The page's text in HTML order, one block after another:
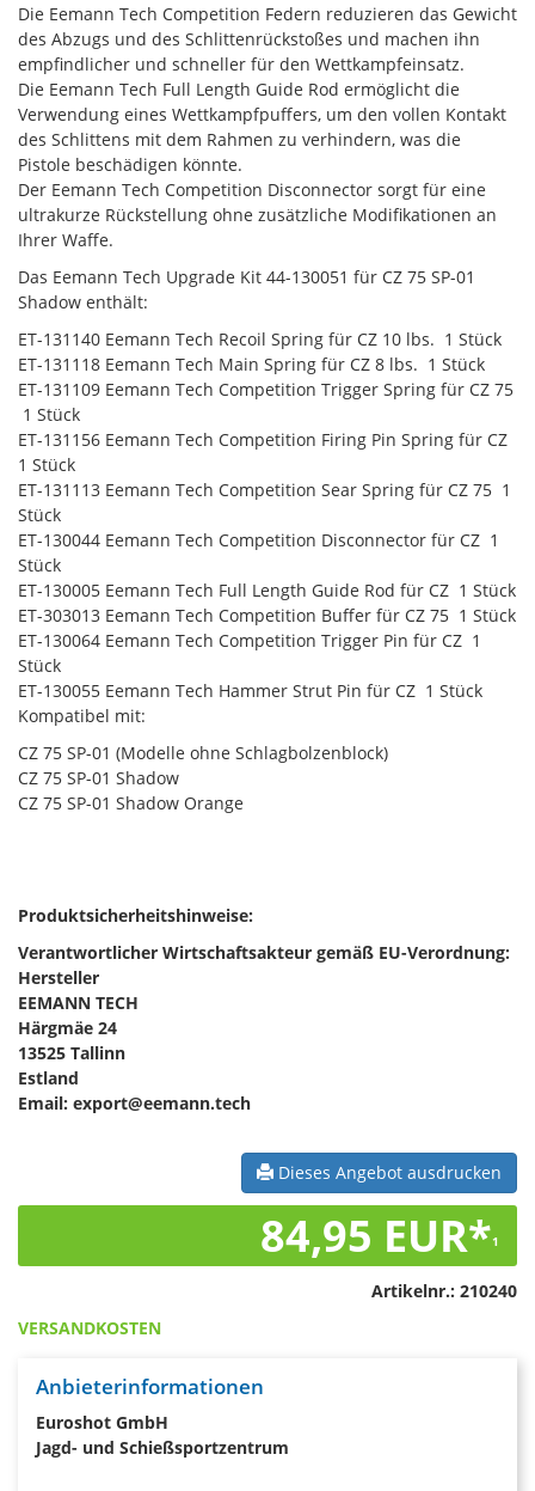
Die Eemann Tech Competition Federn reduzieren das Gewicht
des Abzugs und des Schlittenrückstoßes und machen ihn
empfindlicher und schneller für den Wettkampfeinsatz.
Die Eemann Tech Full Length Guide Rod ermöglicht die
Verwendung eines Wettkampfpuffers, um den vollen Kontakt
des Schlittens mit dem Rahmen zu verhindern, was die
Pistole beschädigen könnte.
Der Eemann Tech Competition Disconnector sorgt für eine
ultrakurze Rückstellung ohne zusätzliche Modifikationen an
Ihrer Waffe.
Das Eemann Tech Upgrade Kit 44-130051 für CZ 75 SP-01
Shadow enthält:
ET-131140 Eemann Tech Recoil Spring für CZ 10 lbs.  1 Stück
ET-131118 Eemann Tech Main Spring für CZ 8 lbs.  1 Stück
ET-131109 Eemann Tech Competition Trigger Spring für CZ 75
 1 Stück
ET-131156 Eemann Tech Competition Firing Pin Spring für CZ 
1 Stück
ET-131113 Eemann Tech Competition Sear Spring für CZ 75  1
Stück
ET-130044 Eemann Tech Competition Disconnector für CZ  1
Stück
ET-130005 Eemann Tech Full Length Guide Rod für CZ  1 Stück
ET-303013 Eemann Tech Competition Buffer für CZ 75  1 Stück
ET-130064 Eemann Tech Competition Trigger Pin für CZ  1
Stück
ET-130055 Eemann Tech Hammer Strut Pin für CZ  1 Stück
Kompatibel mit:
CZ 75 SP-01 (Modelle ohne Schlagbolzenblock)
CZ 75 SP-01 Shadow
CZ 75 SP-01 Shadow Orange
Produktsicherheitshinweise:
Verantwortlicher Wirtschaftsakteur gemäß EU-Verordnung:
Hersteller
EEMANN TECH
Härgmäe 24
13525 Tallinn
Estland
Email: export@eemann.tech
Dieses Angebot ausdrucken
84,95 EUR*1
Artikelnr.: 210240
VERSANDKOSTEN
Anbieterinformationen
Euroshot GmbH
Jagd- und Schießsportzentrum